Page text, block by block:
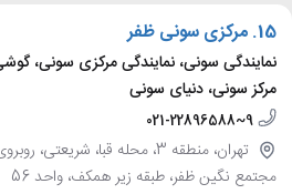
15. مرکزی سونی ظفر
نمایندگی سونی، نمایندگی مرکزی سونی،
مرکز سونی، دنیای سونی
021-22896588~9
تهران، منطقه 3، محله قبا،
مجتمع نگین ظفر، طبقه زیر همکف، واحد 56